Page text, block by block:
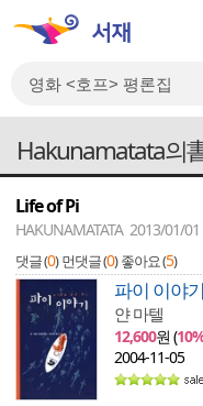
Hakunamatata의
Life of Pi
HAKUNAMATATA 2013/01/
댓글 (0) 먼댓글 (0) 좋아요 (5)
파이 이야기
얀 마텔
12,600원 (
2004-11-05